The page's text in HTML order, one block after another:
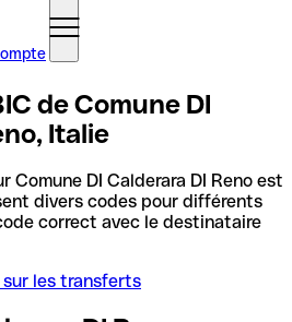
de Comune DI
Italie
Comune DI Calderara DI Reno est
divers codes pour différents
correct avec le destinataire
les transferts